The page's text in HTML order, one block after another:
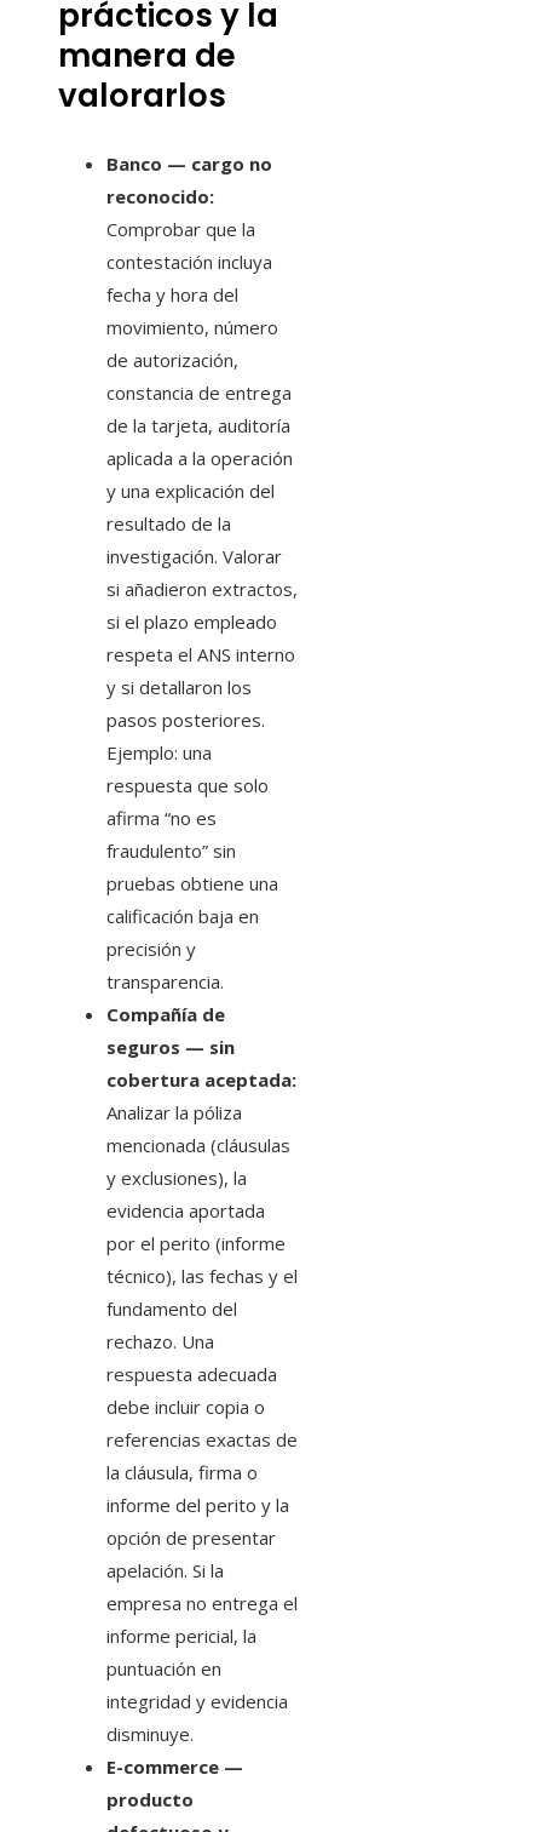
prácticos y la
manera de
valorarlos
Banco — cargo no
reconocido:
Comprobar que la
contestación incluya
fecha y hora del
movimiento, número
de autorización,
constancia de entrega
de la tarjeta, auditoría
aplicada a la operación
y una explicación del
resultado de la
investigación. Valorar
si añadieron extractos,
si el plazo empleado
respeta el ANS interno
y si detallaron los
pasos posteriores.
Ejemplo: una
respuesta que solo
afirma “no es
fraudulento” sin
pruebas obtiene una
calificación baja en
precisión y
transparencia.
Compañía de
seguros — sin
cobertura aceptada:
Analizar la póliza
mencionada (cláusulas
y exclusiones), la
evidencia aportada
por el perito (informe
técnico), las fechas y el
fundamento del
rechazo. Una
respuesta adecuada
debe incluir copia o
referencias exactas de
la cláusula, firma o
informe del perito y la
opción de presentar
apelación. Si la
empresa no entrega el
informe pericial, la
puntuación en
integridad y evidencia
disminuye.
E-commerce —
producto